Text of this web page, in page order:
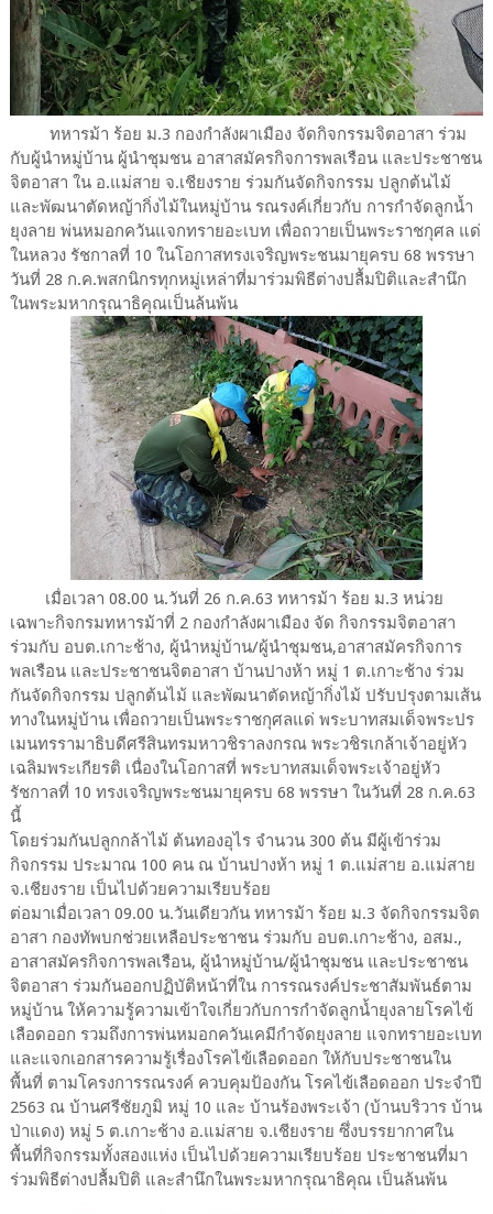
ทหารม้า ร้อย ม.3 กองกำลังผาเมือง จัดกิจกรรมจิตอาสา ร่วม
กับผู้นำหมู่บ้าน ผู้นำชุมชน อาสาสมัครกิจการพลเรือน และประชาชน
จิตอาสา ใน อ.แม่สาย จ.เชียงราย ร่วมกันจัดกิจกรรม ปลูกต้นไม้
และพัฒนาตัดหญ้ากิ่งไม้ในหมู่บ้าน รณรงค์เกี่ยวกับ การกำจัดลูกน้ำ
ยุงลาย พ่นหมอกควันแจกทรายอะเบท เพื่อถวายเป็นพระราชกุศล แด่
ในหลวง รัชกาลที่ 10 ในโอกาสทรงเจริญพระชนมายุครบ 68 พรรษา
วันที่ 28 ก.ค.พสกนิกรทุกหมู่เหล่าที่มาร่วมพิธีต่างปลื้มปิติและสำนึก
ในพระมหากรุณาธิคุณเป็นล้นพ้น
เมื่อเวลา 08.00 น.วันที่ 26 ก.ค.63 ทหารม้า ร้อย ม.3 หน่วย
เฉพาะกิจกรมทหารม้าที่ 2 กองกำลังผาเมือง จัด กิจกรรมจิตอาสา
ร่วมกับ อบต.เกาะช้าง, ผู้นำหมู่บ้าน/ผู้นำชุมชน,อาสาสมัครกิจการ
พลเรือน และประชาชนจิตอาสา บ้านปางห้า หมู่ 1 ต.เกาะช้าง ร่วม
กันจัดกิจกรรม ปลูกต้นไม้ และพัฒนาตัดหญ้ากิ่งไม้ ปรับปรุงตามเส้น
ทางในหมู่บ้าน เพื่อถวายเป็นพระราชกุศลแด่ พระบาทสมเด็จพระปร
เมนทรรามาธิบดีศรีสินทรมหาวชิราลงกรณ พระวชิรเกล้าเจ้าอยู่หัว
เฉลิมพระเกียรติ เนื่องในโอกาสที่ พระบาทสมเด็จพระเจ้าอยู่หัว
รัชกาลที่ 10 ทรงเจริญพระชนมายุครบ 68 พรรษา ในวันที่ 28 ก.ค.63
นี้
โดยร่วมกันปลูกกล้าไม้ ต้นทองอุไร จำนวน 300 ต้น มีผู้เข้าร่วม
กิจกรรม ประมาณ 100 คน ณ บ้านปางห้า หมู่ 1 ต.แม่สาย อ.แม่สาย
จ.เชียงราย เป็นไปด้วยความเรียบร้อย
ต่อมาเมื่อเวลา 09.00 น.วันเดียวกัน ทหารม้า ร้อย ม.3 จัดกิจกรรมจิต
อาสา กองทัพบกช่วยเหลือประชาชน ร่วมกับ อบต.เกาะช้าง, อสม.,
อาสาสมัครกิจการพลเรือน, ผู้นำหมู่บ้าน/ผู้นำชุมชน และประชาชน
จิตอาสา ร่วมกันออกปฏิบัติหน้าที่ใน การรณรงค์ประชาสัมพันธ์ตาม
หมู่บ้าน ให้ความรู้ความเข้าใจเกี่ยวกับการกำจัดลูกน้ำยุงลายโรคไข้
เลือดออก รวมถึงการพ่นหมอกควันเคมีกำจัดยุงลาย แจกทรายอะเบท
และแจกเอกสารความรู้เรื่องโรคไข้เลือดออก ให้กับประชาชนใน
พื้นที่ ตามโครงการรณรงค์ ควบคุมป้องกัน โรคไข้เลือดออก ประจำปี
2563 ณ บ้านศรีชัยภูมิ หมู่ 10 และ บ้านร้องพระเจ้า (บ้านบริวาร บ้าน
ป่าแดง) หมู่ 5 ต.เกาะช้าง อ.แม่สาย จ.เชียงราย ซึ่งบรรยากาศใน
พื้นที่กิจกรรมทั้งสองแห่ง เป็นไปด้วยความเรียบร้อย ประชาชนที่มา
ร่วมพิธีต่างปลื้มปิติ และสำนึกในพระมหากรุณาธิคุณ เป็นล้นพ้น